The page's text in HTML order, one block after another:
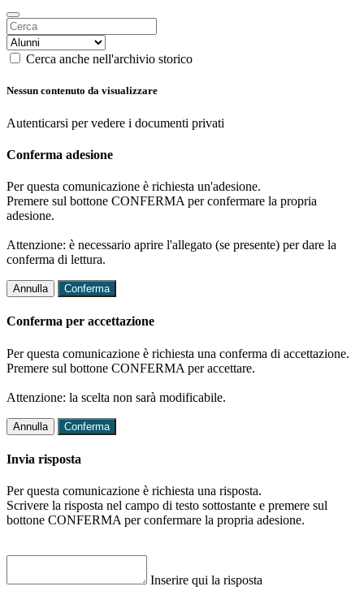
Cerca anche nell'archivio storico
Nessun contenuto da visualizzare
Autenticarsi per vedere i documenti privati
Conferma adesione
Per questa comunicazione è richiesta un'adesione.
Premere sul bottone CONFERMA per confermare la propria
adesione.
Attenzione: è necessario aprire l'allegato (se presente) per dare la
conferma di lettura.
Annulla Conferma
Conferma per accettazione
Per questa comunicazione è richiesta una conferma di accettazione.
Premere sul bottone CONFERMA per accettare.
Attenzione: la scelta non sarà modificabile.
Annulla Conferma
Invia risposta
Per questa comunicazione è richiesta una risposta.
Scrivere la risposta nel campo di testo sottostante e premere sul
bottone CONFERMA per confermare la propria adesione.
Inserire qui la risposta